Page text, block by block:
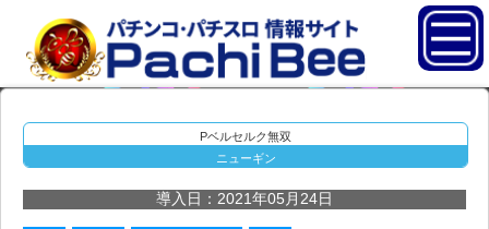
Pベルセルク無双
ニューギン
導入日：2021年05月24日